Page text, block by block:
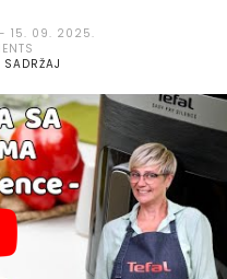
15. 09. 2025.